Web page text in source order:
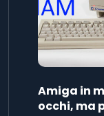
Amiga in
occhi, ma